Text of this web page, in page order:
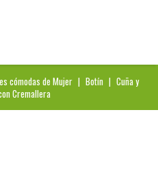
cómodas de Mujer | Botín | Cuña y
Cremallera